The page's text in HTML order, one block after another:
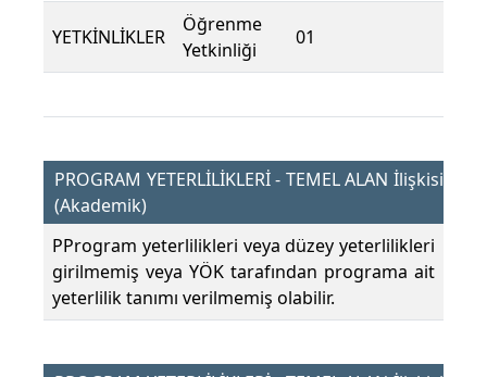
YETKİNLİKLER
Öğrenme
Yetkinliği
01
PROGRAM YETERLİLİKLERİ - TEMEL ALAN İlişkisi
(Akademik)
PProgram yeterlilikleri veya düzey yeterlilikleri
girilmemiş veya YÖK tarafından programa ait
yeterlilik tanımı verilmemiş olabilir.